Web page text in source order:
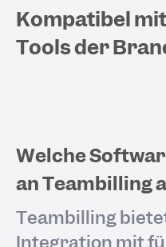
Kompatibel
Tools der
Welche
an Teambilling
Teambilling